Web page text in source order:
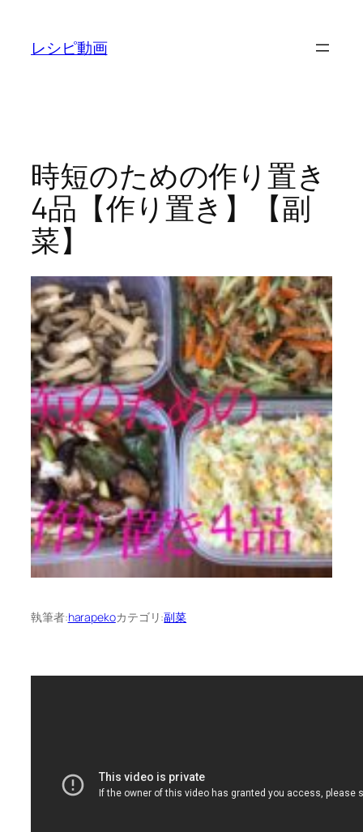
レシピ動画
時短のための作り置き
4品【作り置き】【副
菜】
執筆者:harapekoカテゴリ:副菜